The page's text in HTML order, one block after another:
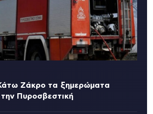
Ζάκρο τα ξημερώματα
την Πυροσβεστική